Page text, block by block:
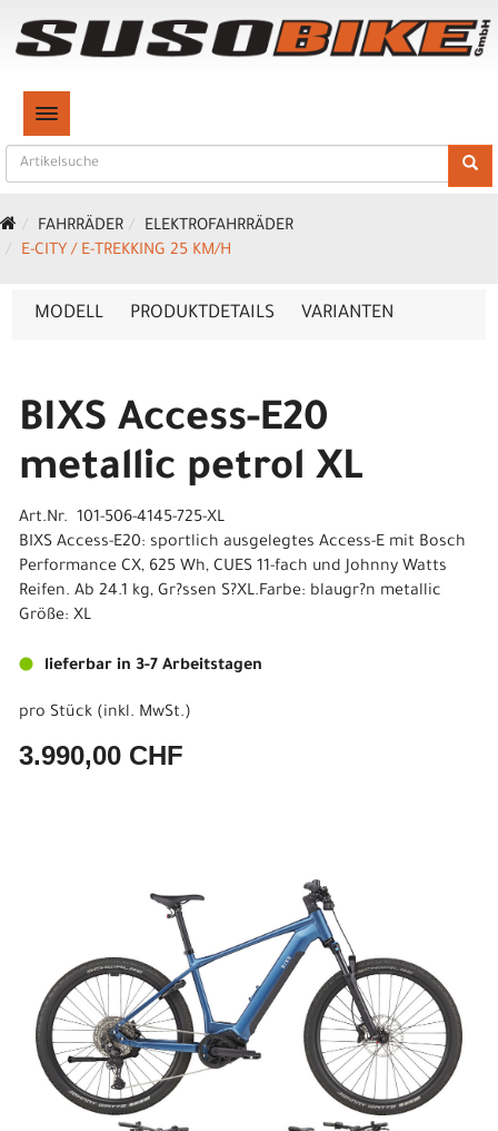
TOGGLE NAVIGATION
FAHRRÄDER
ELEKTROFAHRRÄDER
E-CITY / E-TREKKING 25 KM/H
MODELL PRODUKTDETAILS VARIANTEN
BIXS Access-E20
metallic petrol XL
Art.Nr. 101-506-4145-725-XL
BIXS Access-E20: sportlich ausgelegtes Access-E mit Bosch
Performance CX, 625 Wh, CUES 11-fach und Johnny Watts
Reifen. Ab 24.1 kg, Gr?ssen S?XL.Farbe: blaugr?n metallic
Größe: XL
lieferbar in 3-7 Arbeitstagen
pro Stück (inkl. MwSt.)
3.990,00 CHF